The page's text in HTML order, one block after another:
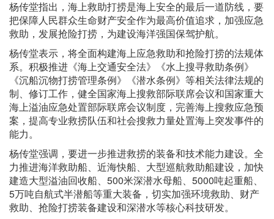
杨传堂指出，海上救助打捞是海上安全的最后一道防线，要
把保障人民群众生命财产安全作为最高价值追求，加强应急
救助，发展抢险打捞，为建设海洋强国保驾护航。
杨传堂表示，将全面构建海上应急救助和抢险打捞的法规体
系。积极推进《海上交通安全法》《水上搜寻救助条例》
《沉船沉物打捞管理条例》《潜水条例》等相关法律法规的
制、修订工作，健全国家海上搜救部际联席会议和国家重大
海上溢油应急处置部际联席会议制度，完善海上搜救应急预
案，提高专业救捞队伍和社会搜救力量处置海上突发事件的
能力。
杨传堂强调，要进一步推进救捞的装备和技术能力建设。全
力推进海洋救助船、近海快船、大型巡航救助船建设，加快
建造大型溢油回收船、500米深潜水母船、5000吨起重船、
5万吨自航式半潜船等重大装备，切实加强环境救助、财产
救助、抢险打捞装备建设和深潜水等核心科技研发。